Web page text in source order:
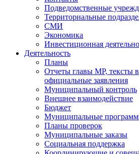
Подведомственные
Территориальные
СМИ
Экономика
Инвестиционная
Деятельность
Планы
Отчеты главы МР, тексты
официальные заявления
Муниципальный контроль
Внешнее взаимодействие
Бюджет
Муниципальные
Планы проверок
Муниципальные заказы
Социальная поддержка